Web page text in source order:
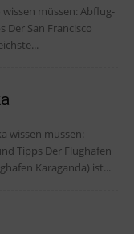
wissen müssen: Abflug-
wissen müssen:
Flughafen
Karaganda) ist...